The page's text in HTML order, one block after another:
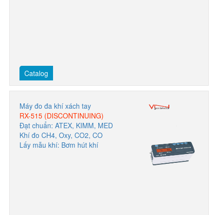
Catalog
Máy đo đa khí xách tay
RX-515 (DISCONTINUING)
Đạt chuẩn: ATEX, KIMM, MED
Khí đo CH4, Oxy, CO2, CO
Lấy mẫu khí: Bơm hút khí